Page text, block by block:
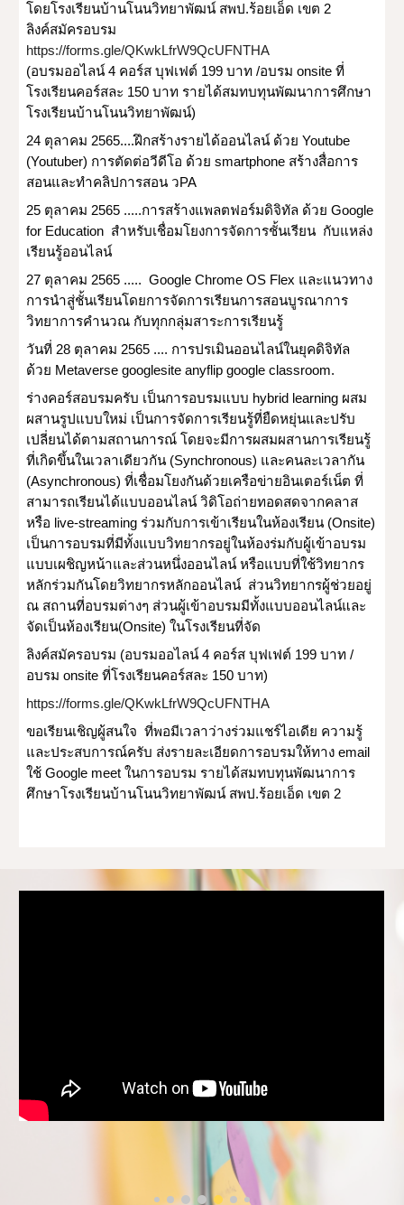
โดยโรงเรียนบ้านโนนวิทยาพัฒน์ สพป.ร้อยเอ็ด เขต 2
ลิงค์สมัครอบรม
https://forms.gle/QKwkLfrW9QcUFNTHA
(อบรมออไลน์ 4 คอร์ส บุฟเฟต์ 199 บาท /อบรม onsite ที่
โรงเรียนคอร์สละ 150 บาท รายได้สมทบทุนพัฒนาการศึกษา
โรงเรียนบ้านโนนวิทยาพัฒน์)
24 ตุลาคม 2565....ฝึกสร้างรายได้ออนไลน์ ด้วย Youtube
(Youtuber) การตัดต่อวีดีโอ ด้วย smartphone สร้างสื่อการ
สอนและทำคลิปการสอน วPA
25 ตุลาคม 2565 .....การสร้างแพลตฟอร์มดิจิทัล ด้วย Google
for Education  สำหรับเชื่อมโยงการจัดการชั้นเรียน  กับแหล่ง
เรียนรู้ออนไลน์
27 ตุลาคม 2565 .....  Google Chrome OS Flex และแนวทาง
การนำสู่ชั้นเรียนโดยการจัดการเรียนการสอนบูรณาการ
วิทยาการคำนวณ กับทุกกลุ่มสาระการเรียนรู้
วันที่ 28 ตุลาคม 2565 .... การปรเมินออนไลน์ในยุคดิจิทัล
ด้วย Metaverse googlesite anyflip google classroom.
ร่างคอร์สอบรมครับ เป็นการอบรมแบบ hybrid learning ผสม
ผสานรูปแบบใหม่ เป็นการจัดการเรียนรู้ที่ยืดหยุ่นและปรับ
เปลี่ยนได้ตามสถานการณ์ โดยจะมีการผสมผสานการเรียนรู้
ที่เกิดขึ้นในเวลาเดียวกัน (Synchronous) และคนละเวลากัน
(Asynchronous) ที่เชื่อมโยงกันด้วยเครือข่ายอินเตอร์เน็ต ที่
สามารถเรียนได้แบบออนไลน์ วิดิโอถ่ายทอดสดจากคลาส
หรือ live-streaming ร่วมกับการเข้าเรียนในห้องเรียน (Onsite)
เป็นการอบรมที่มีทั้งแบบวิทยากรอยู่ในห้องร่มกับผู้เข้าอบรม
แบบเผชิญหน้าและส่วนหนึ่งออนไลน์ หรือแบบที่ใช้วิทยากร
หลักร่วมกันโดยวิทยากรหลักออนไลน์  ส่วนวิทยากรผู้ช่วยอยู่
ณ สถานที่อบรมต่างๆ ส่วนผู้เข้าอบรมมีทั้งแบบออนไลน์และ
จัดเป็นห้องเรียน(Onsite) ในโรงเรียนที่จัด
ลิงค์สมัครอบรม (อบรมออไลน์ 4 คอร์ส บุฟเฟต์ 199 บาท /
อบรม onsite ที่โรงเรียนคอร์สละ 150 บาท)
https://forms.gle/QKwkLfrW9QcUFNTHA
ขอเรียนเชิญผู้สนใจ  ที่พอมีเวลาว่างร่วมแชร์ไอเดีย ความรู้
และประสบการณ์ครับ ส่งรายละเอียดการอบรมให้ทาง email
ใช้ Google meet ในการอบรม รายได้สมทบทุนพัฒนาการ
ศึกษาโรงเรียนบ้านโนนวิทยาพัฒน์ สพป.ร้อยเอ็ด เขต 2